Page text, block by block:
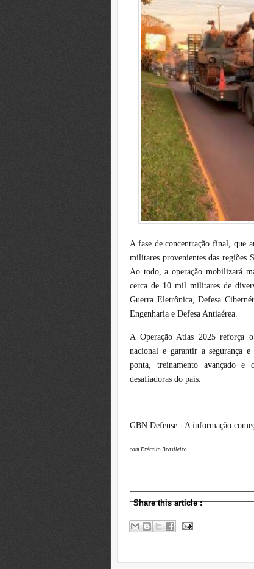
A fase de concentração final, que
militares provenientes das regiões
Ao todo, a operação mobilizará
cerca de 10 mil militares de
Guerra Eletrônica, Defesa
Engenharia e Defesa Antiaérea.
A Operação Atlas 2025 reforça
nacional e garantir a segurança
ponta, treinamento avançado e
desafiadoras do país.
GBN Defense - A informação
com Exército Brasileiro
Share this article: